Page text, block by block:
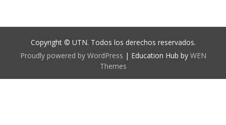
Copyright © UTN. Todos los derechos reservados.
Proudly powered by WordPress | Education Hub by WEN
Themes